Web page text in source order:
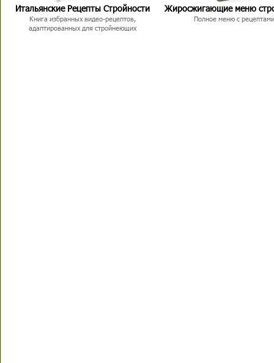
Итальянские Рецепты Стройности
Книга избранных видео-рецептов,
адаптированных для стройнеющих
Жиросжигающие меню
Полное меню с рецептами